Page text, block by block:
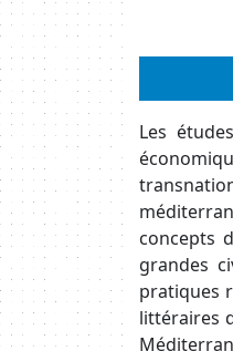
Les
concepts
grandes
pratiques
littéraires